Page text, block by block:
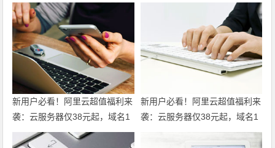
新用户必看！阿里云超值福利来
袭：云服务器仅38元起，域名1
元注册，160款产品免费体验，
新用户必看！阿里云超值福利来
袭：云服务器仅38元起，域名1
元注册，160款产品免费体验，